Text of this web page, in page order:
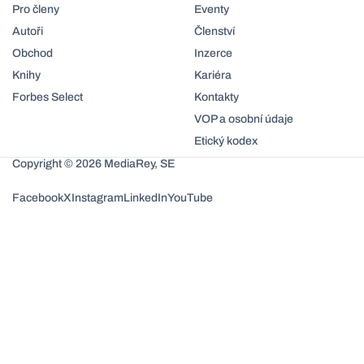
Pro členy
Autoři
Obchod
Knihy
Forbes Select
Eventy
Členství
Inzerce
Kariéra
Kontakty
VOP a osobní údaje
Etický kodex
Copyright © 2026 MediaRey, SE
FacebookXInstagramLinkedInYouTube